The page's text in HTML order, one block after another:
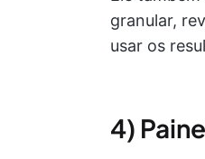
granular,
usar os
4)